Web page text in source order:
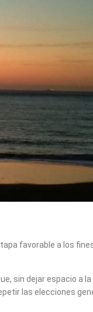
favorable a los
sin dejar espacio a
las elecciones